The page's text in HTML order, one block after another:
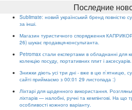
Последние
Sublimate: новий український бренд повністю
за інші.
Магазин туристичного спорядження
26) шукає продавця-консультанта.
Petromax стали експертами в обладнанні для
колекцію посуду, портативних плит і аксесуарів.
Знижки діють усі три дні - вже в цю п`ятницю,
сайті приймаємо з 00:01 29 листопада :)
Ліхтарі для щоденного використання.
ліхтарів — налобні, ручні та кемпінгові. На що
особливості кожного варіанту.